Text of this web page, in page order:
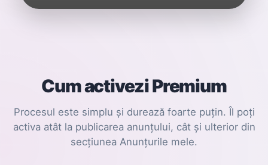
Cum activezi Premium
Procesul este simplu și durează foarte puțin. Îl poți
activa atât la publicarea anunțului, cât și ulterior din
secțiunea Anunțurile mele.